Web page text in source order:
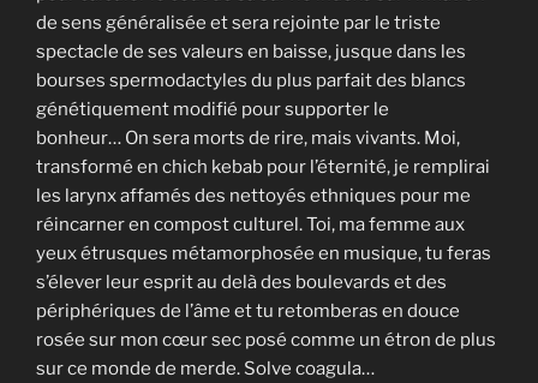
b
o
o
k
er
de sens généralisée et sera rejointe par le triste
spectacle de ses valeurs en baisse, jusque dans les
bourses spermodactyles du plus parfait des blancs
génétiquement modifié pour supporter le
bonheur… On sera morts de rire, mais vivants. Moi,
transformé en chich kebab pour l’éternité, je remplirai
les larynx affamés des nettoyés ethniques pour me
réincarner en compost culturel. Toi, ma femme aux
yeux étrusques métamorphosée en musique, tu feras
s’élever leur esprit au delà des boulevards et des
périphériques de l’âme et tu retomberas en douce
rosée sur mon cœur sec posé comme un étron de plus
sur ce monde de merde. Solve coagula…